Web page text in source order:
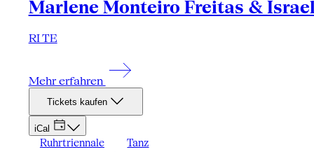
Marlene Monteiro Freitas &
RI TE
Mehr erfahren
Tickets kaufen
iCal
Ruhrtriennale Tanz